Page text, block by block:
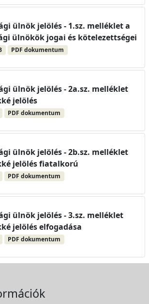
ülnök jelölés - 1.sz. melléklet a
ülnökök jogai és kötelezettségei
PDF dokumentum
ülnök jelölés - 2a.sz. melléklet
jelölés
PDF dokumentum
ülnök jelölés - 2b.sz. melléklet
jelölés fiatalkorú
PDF dokumentum
ülnök jelölés - 3.sz. melléklet
jelölés elfogadása
PDF dokumentum